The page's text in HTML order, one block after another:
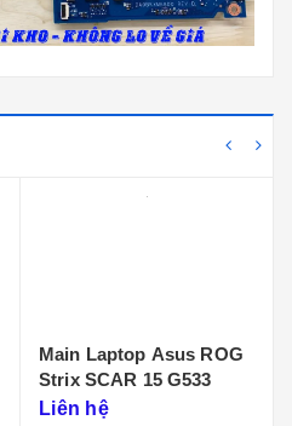
Main Laptop Asus ROG
Strix SCAR 15 G533
Liên hệ